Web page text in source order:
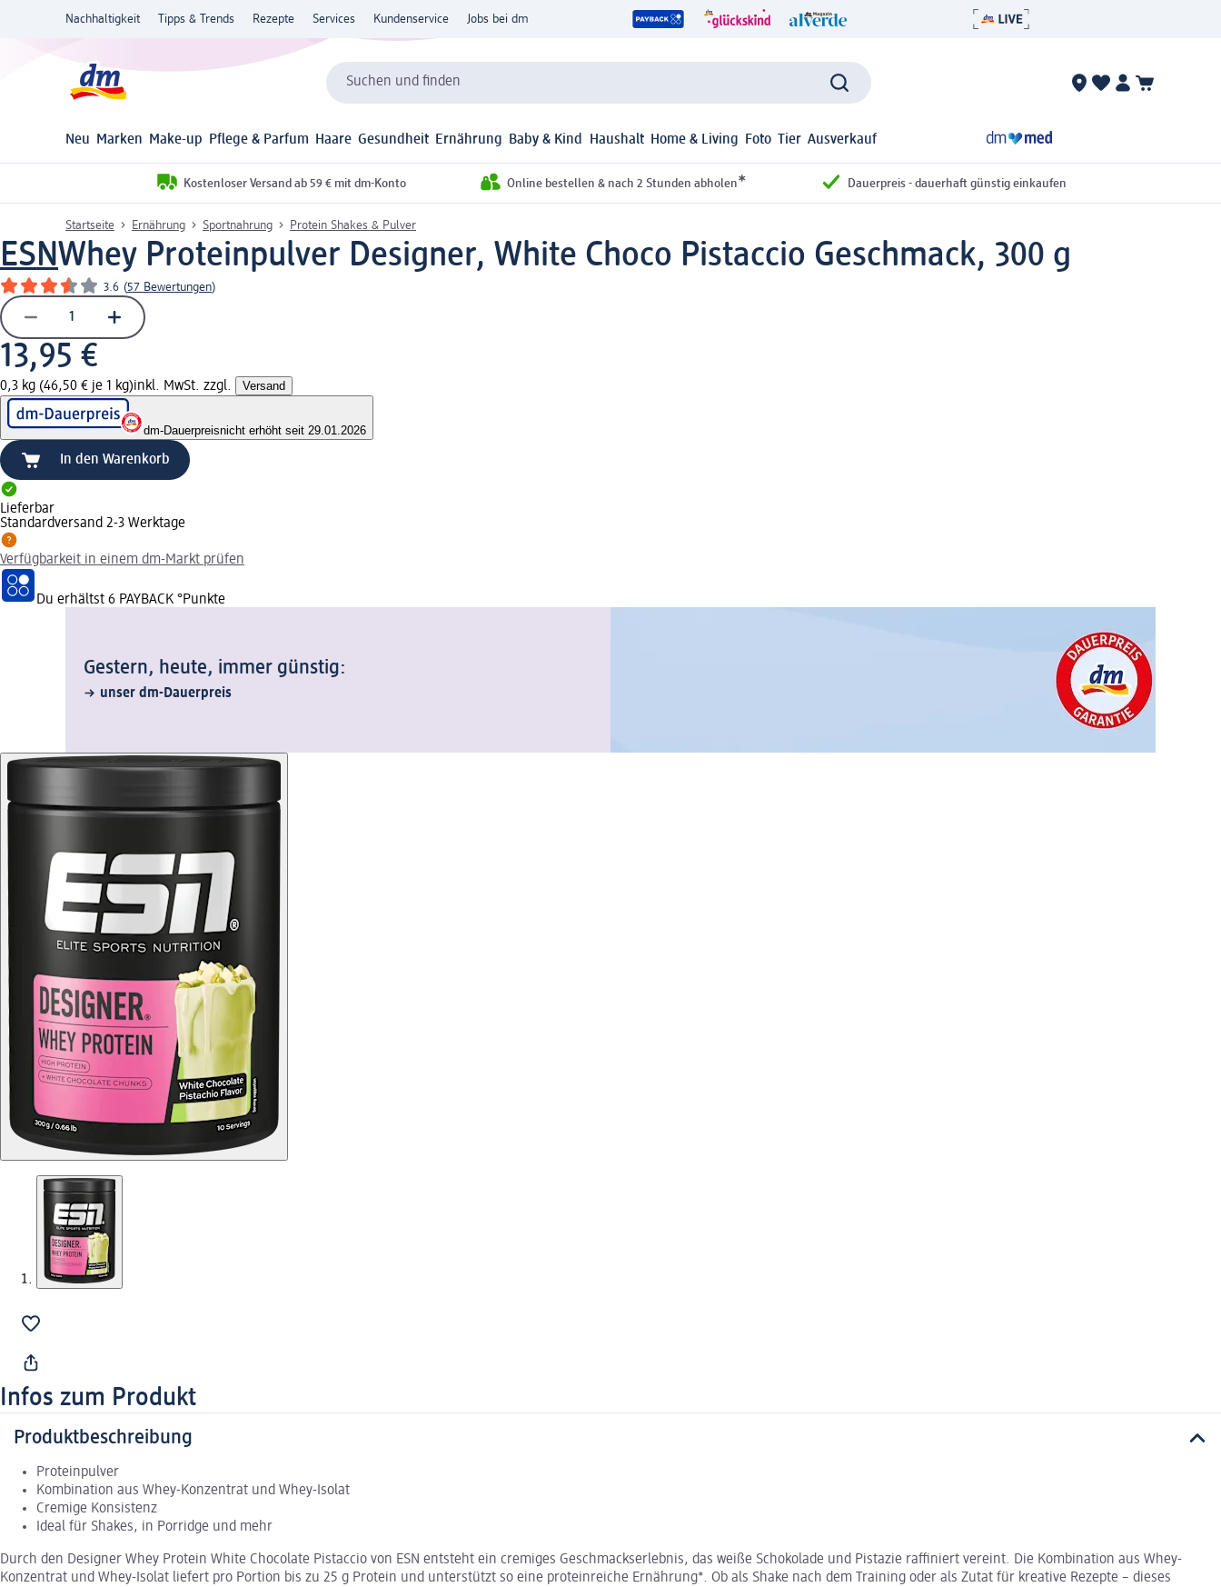
Nachhaltigkeit Tipps & Trends Rezepte Services Kundenservice Jobs bei dm
Suchen und finden
Neu Marken Make-up Pflege & Parfum Haare Gesundheit Ernährung Baby & Kind Haushalt Home & Living Foto Tier Ausverkauf
Kostenloser Versand ab 59 € mit dm-Konto Online bestellen & nach 2 Stunden abholen* Dauerpreis - dauerhaft günstig einkaufen
Startseite Ernährung Sportnahrung Protein Shakes & Pulver
ESNWhey Proteinpulver Designer, White Choco Pistaccio Geschmack, 300 g
3.6 (57 Bewertungen)
13,95 €
0,3 kg (46,50 € je 1 kg)inkl. MwSt. zzgl. Versand
dm-Dauerpreisnicht erhöht seit 29.01.2026
In den Warenkorb
Lieferbar
Standardversand 2-3 Werktage
Verfügbarkeit in einem dm-Markt prüfen
Du erhältst 6 PAYBACK °Punkte
Gestern, heute, immer günstig:
unser dm-Dauerpreis
Infos zum Produkt
Produktbeschreibung
Proteinpulver
Kombination aus Whey-Konzentrat und Whey-Isolat
Cremige Konsistenz
Ideal für Shakes, in Porridge und mehr
Durch den Designer Whey Protein White Chocolate Pistaccio von ESN entsteht ein cremiges Geschmackserlebnis, das weiße Schokolade und Pistazie raffiniert vereint. Die Kombination aus Whey-
Konzentrat und Whey-Isolat liefert pro Portion bis zu 25 g Protein und unterstützt so eine proteinreiche Ernährung*. Ob als Shake nach dem Training oder als Zutat für kreative Rezepte – dieses